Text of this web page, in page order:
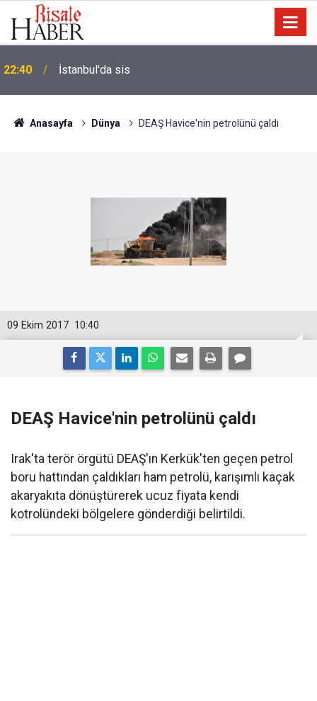
22:40 İstanbul'da sis
Anasayfa Dünya DEAŞ Havice'nin petrolünü çaldı
10:40
09 Ekim 2017
DEAŞ Havice'nin petrolünü çaldı
Irak'ta terör örgütü DEAŞ'ın Kerkük'ten geçen petrol
boru hattından çaldıkları ham petrolü, karışımlı kaçak
akaryakıta dönüştürerek ucuz fiyata kendi
kotrolündeki bölgelere gönderdiği belirtildi.